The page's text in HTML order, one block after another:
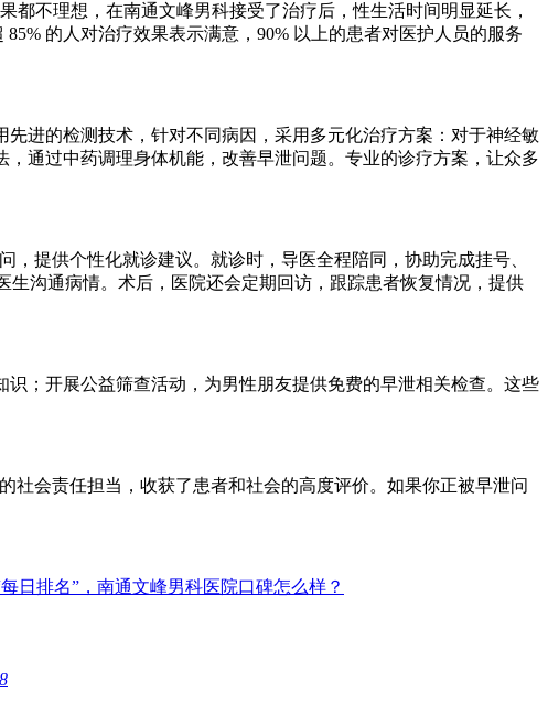
不理想，在南通文峰男科接受了治疗后，性生活时间明显延长，
的人对治疗效果表示满意，90% 以上的患者对医护人员的服务
进的检测技术，针对不同病因，采用多元化治疗方案：对于神经敏
通过中药调理身体机能，改善早泄问题。专业的诊疗方案，让众多
提供个性化就诊建议。就诊时，导医全程陪同，协助完成挂号、
沟通病情。术后，医院还会定期回访，跟踪患者恢复情况，提供
；开展公益筛查活动，为男性朋友提供免费的早泄相关检查。这些
社会责任担当，收获了患者和社会的高度评价。如果你正被早泄问
日排名”，南通文峰男科医院口碑怎么样？